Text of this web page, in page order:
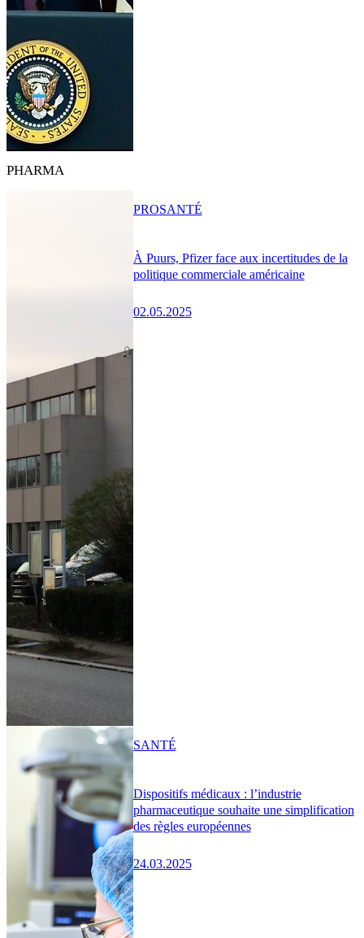
PHARMA
À Puurs, Pfizer face aux incertitudes de la
politique commerciale américaine
02.05.2025
PROSANTÉ
Dispositifs médicaux : l’industrie
pharmaceutique souhaite une simplification
des règles européennes
24.03.2025
SANTÉ